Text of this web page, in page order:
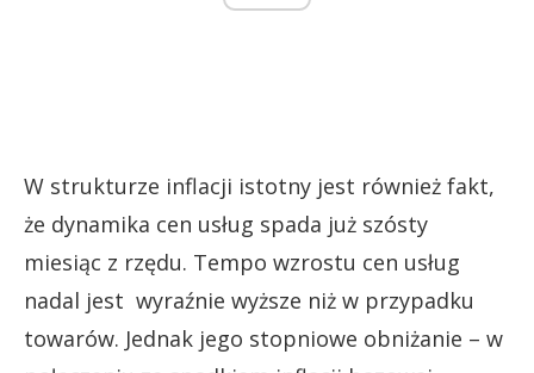
W strukturze inflacji istotny jest również fakt,
że dynamika cen usług spada już szósty
miesiąc z rzędu. Tempo wzrostu cen usług
nadal jest wyraźnie wyższe niż w przypadku
towarów. Jednak jego stopniowe obniżanie – w